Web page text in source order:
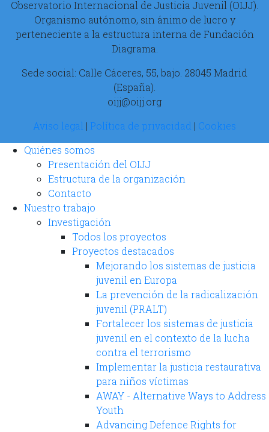
Observatorio Internacional de Justicia Juvenil (OIJJ).
Organismo autónomo, sin ánimo de lucro y
perteneciente a la estructura interna de Fundación
Diagrama.
Sede social: Calle Cáceres, 55, bajo. 28045 Madrid
(España).
oijj@oijj.org
Aviso legal | Política de privacidad | Cookies
Quiénes somos
Presentación del OIJJ
Estructura de la organización
Contacto
Nuestro trabajo
Investigación
Todos los proyectos
Proyectos destacados
Mejorando los sistemas de justicia
juvenil en Europa
La prevención de la radicalización
juvenil (PRALT)
Fortalecer los sistemas de justicia
juvenil en el contexto de la lucha
contra el terrorismo
Implementar la justicia restaurativa
para niños víctimas
AWAY - Alternative Ways to Address
Youth
Advancing Defence Rights for